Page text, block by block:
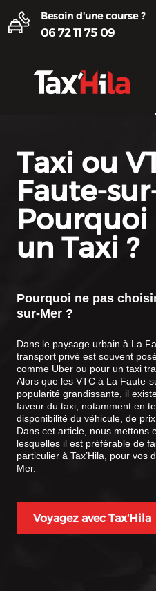
Besoin d'une course ?
06 72 11 75 09
Taxi ou
Faute-
Pourquoi
un Taxi ?
Pourquoi ne pas
sur-Mer ?
Dans le paysage urbain à La
transport privé est souvent
comme Uber ou pour un taxi
Alors que les VTC à La Faute-
popularité grandissante, il
faveur du taxi, notamment en
disponibilité du véhicule, de
Dans cet article, nous mettons
lesquelles il est préférable de
particulier à Tax’Hila, pour vos
Mer.
Voyagez avec Tax'Hila